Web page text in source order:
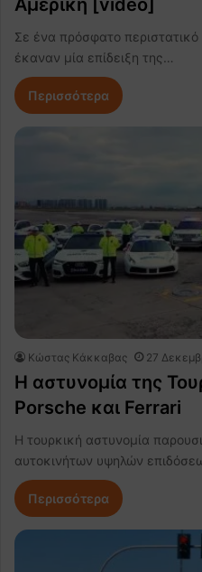
Αμερική [video]
Σε ένα πρόσφατο περιστατικό
έκαναν μία επίδειξη της…
Περισσότερα
Κώστας Κάκκαβας 27
H αστυνομία της
Porsche και Ferrari
H τουρκική αστυνομία
αυτοκινήτων υψηλών
Περισσότερα